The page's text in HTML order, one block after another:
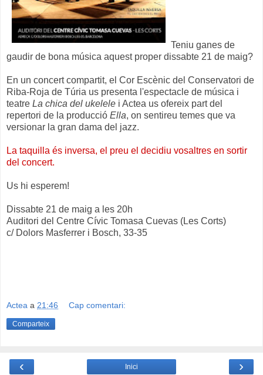
Teniu ganes de
gaudir de bona música aquest proper dissabte 21 de maig?
En un concert compartit, el Cor Escènic del Conservatori de
Riba-Roja de Túria us presenta l'espectacle de música i
teatre La chica del ukelele i Actea us ofereix part del
repertori de la producció Ella, on sentireu temes que va
versionar la gran dama del jazz.
La taquilla és inversa, el preu el decidiu vosaltres en sortir
del concert.
Us hi esperem!
Dissabte 21 de maig a les 20h
Auditori del Centre Cívic Tomasa Cuevas (Les Corts)
c/ Dolors Masferrer i Bosch, 33-35
Actea a 21:46 Cap comentari:
Comparteix
‹ ›
Inici